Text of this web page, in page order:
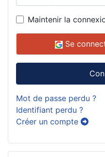
Maintenir la
Se
Mot de passe perdu ?
Identifiant perdu ?
Créer un compte